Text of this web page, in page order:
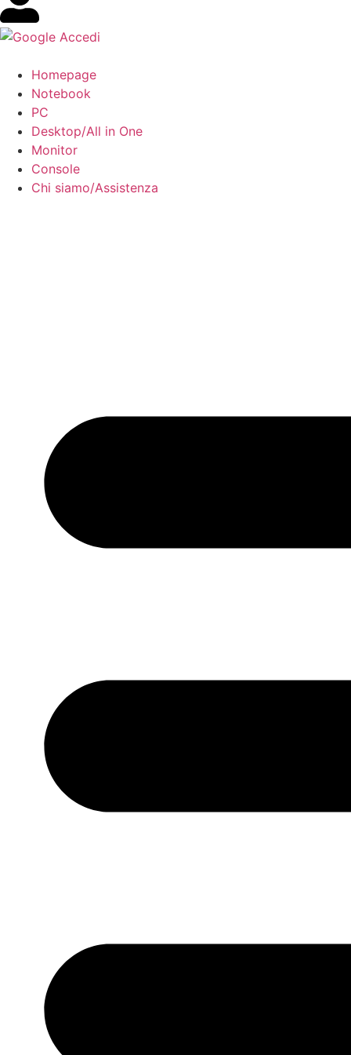
Accedi
Homepage
Notebook
PC
Desktop/All in One
Monitor
Console
Chi siamo/Assistenza